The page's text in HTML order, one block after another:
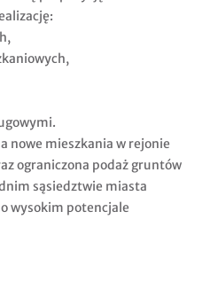
nowe mieszkania w rejonie
ograniczona podaż gruntów
sąsiedztwie miasta
wysokim potencjale